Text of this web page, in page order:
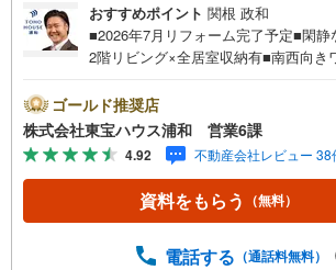
おすすめポイント 関根 政和
■2026年7月リフォーム完了予定■閑
2階リビング×全居室収納有■南西向き
でのお問い合わせがスムーズにご案内
にご連絡下さい！東宝ハウスライフソ
ープ 東宝ハウス浦和 特別提携金利
浦和の住宅ローン■変動金利全期間引
ン金利優遇割の最大適用《0.89％》
5％の比較借入金4000万円返済期間
◇TOHO HOUSE CLUBで生涯の安心
ゴールド推奨店
株式会社東宝ハウス浦和 営業6課
4.92 不動産会社レビュー 38
資料をもらう （無料）
電話する （通話料無料）